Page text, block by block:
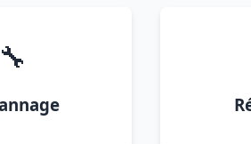
🔧